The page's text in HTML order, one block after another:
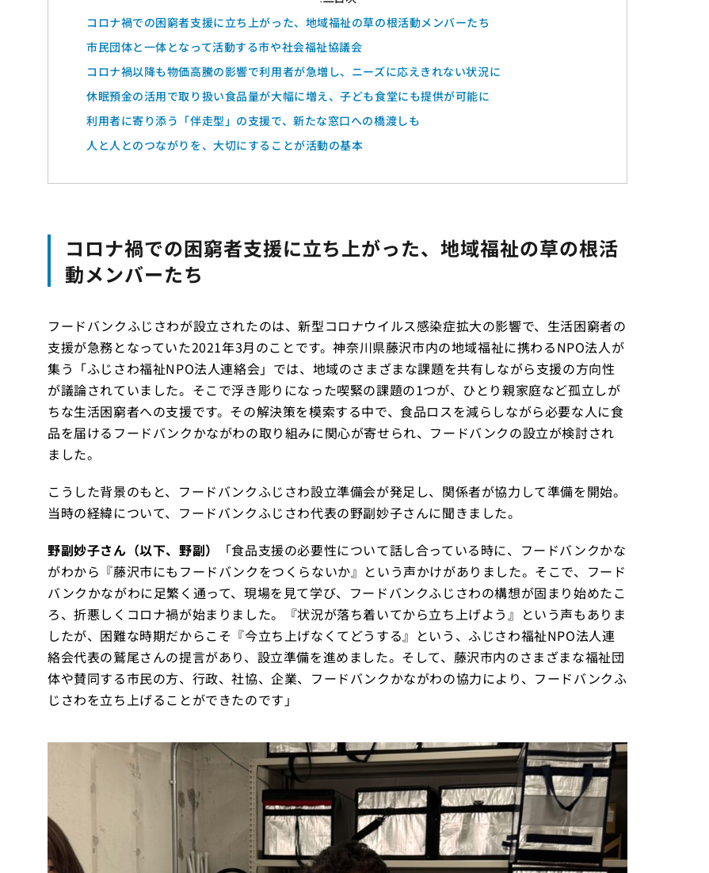
コロナ禍での困窮者支援に立ち上がった、地域福祉の草の根活動メンバーたち
市民団体と一体となって活動する市や社会福祉協議会
コロナ禍以降も物価高騰の影響で利用者が急増し、ニーズに応えきれない状況に
休眠預金の活用で取り扱い食品量が大幅に増え、子ども食堂にも提供が可能に
利用者に寄り添う「伴走型」の支援で、新たな窓口への橋渡しも
人と人とのつながりを、大切にすることが活動の基本
コロナ禍での困窮者支援に立ち上がった、地域福祉の草の根活
動メンバーたち
フードバンクふじさわが設立されたのは、新型コロナウイルス感染症拡大の影響で、生活困窮者の
支援が急務となっていた2021年3月のことです。神奈川県藤沢市内の地域福祉に携わるNPO法人が
集う「ふじさわ福祉NPO法人連絡会」では、地域のさまざまな課題を共有しながら支援の方向性
が議論されていました。そこで浮き彫りになった喫緊の課題の1つが、ひとり親家庭など孤立しが
ちな生活困窮者への支援です。その解決策を模索する中で、食品ロスを減らしながら必要な人に食
品を届けるフードバンクかながわの取り組みに関心が寄せられ、フードバンクの設立が検討され
ました。
こうした背景のもと、フードバンクふじさわ設立準備会が発足し、関係者が協力して準備を開始。
当時の経緯について、フードバンクふじさわ代表の野副妙子さんに聞きました。
野副妙子さん（以下、野副）
「食品支援の必要性について話し合っている時に、フードバンクかな
がわから『藤沢市にもフードバンクをつくらないか』という声かけがありました。そこで、フード
バンクかながわに足繁く通って、現場を見て学び、フードバンクふじさわの構想が固まり始めたこ
ろ、折悪しくコロナ禍が始まりました。『状況が落ち着いてから立ち上げよう』という声もありま
したが、困難な時期だからこそ『今立ち上げなくてどうする』という、ふじさわ福祉NPO法人連
絡会代表の鷲尾さんの提言があり、設立準備を進めました。そして、藤沢市内のさまざまな福祉団
体や賛同する市民の方、行政、社協、企業、フードバンクかながわの協力により、フードバンクふ
じさわを立ち上げることができたのです」